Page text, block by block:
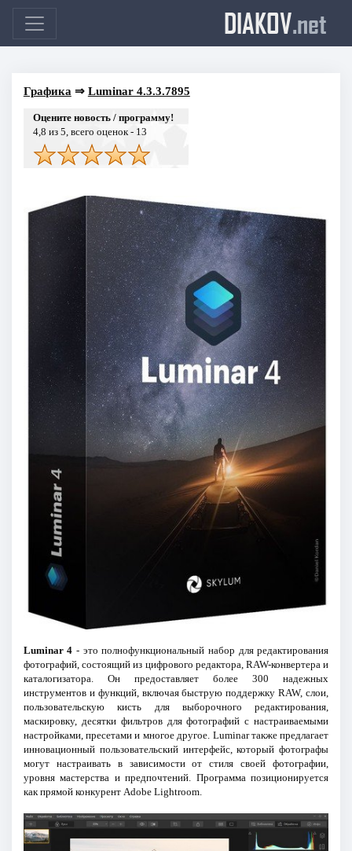
DIAKOV.net
Графика ⇒ Luminar 4.3.3.7895
Оцените новость / программу!
4,8 из 5, всего оценок - 13
Luminar 4 - это полнофункциональный набор для редактирования
фотографий, состоящий из цифрового редактора, RAW-конвертера и
каталогизатора. Он предоставляет более 300 надежных
инструментов и функций, включая быструю поддержку RAW, слои,
пользовательскую кисть для выборочного редактирования,
маскировку, десятки фильтров для фотографий с настраиваемыми
настройками, пресетами и многое другое. Luminar также предлагает
инновационный пользовательский интерфейс, который фотографы
могут настраивать в зависимости от стиля своей фотографии,
уровня мастерства и предпочтений. Программа позиционируется
как прямой конкурент Adobe Lightroom.